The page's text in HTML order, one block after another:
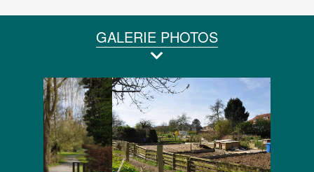
GALERIE PHOTOS